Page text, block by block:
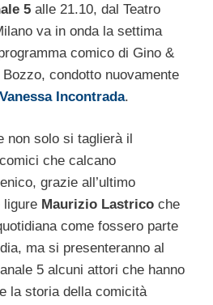
5 alle 21.10, dal Teatro
va in onda la settima
comico di Gino &
condotto nuovamente
Vanessa Incontrada.
non solo si taglierà il
che calcano
grazie all’ultimo
ligure Maurizio Lastrico che
come fossero parte
ma si presenteranno al
5 alcuni attori che hanno
la storia della comicità